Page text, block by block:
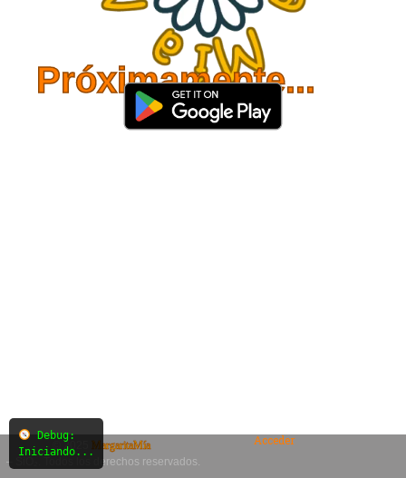
Próximamente...
© 2025
MargaritaMía
– SiO₂. Todos los derechos reservados.
Acceder
Debug:
Iniciando...